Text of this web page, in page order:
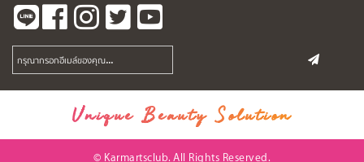
Unique Beauty Solution
© Karmartsclub. All Rights Reserved.